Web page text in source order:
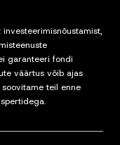
garanteeri fondi
väärtus võib ajas
teil enne